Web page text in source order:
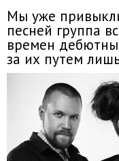
Мы уже
песней группа
времен
за их путем